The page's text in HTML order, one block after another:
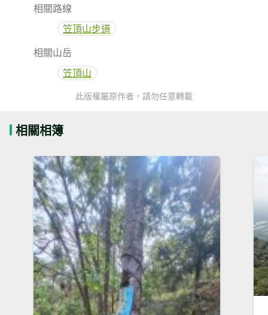
相關路線
笠頂山步道
相關山岳
笠頂山
此版權屬原作者，請勿任意轉載
相關相簿